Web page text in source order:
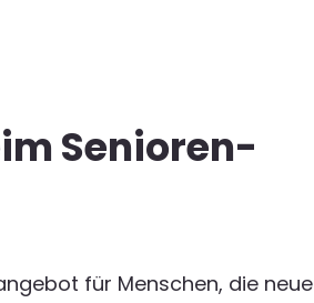
Senioren­
für Menschen, die neue